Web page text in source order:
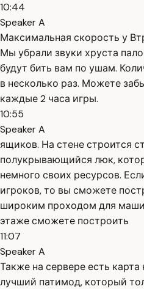
10:44
Speaker A
Максимальная скорость у
Мы убрали звуки хруста
будут бить вам по ушам.
в несколько раз. Можете
каждые 2 часа игры.
10:55
Speaker A
ящиков. На стене строится
полукрывающийся люк,
немного своих ресурсов.
игроков, то вы сможете
широким проходом для
этаже сможете построить
11:07
Speaker A
Также на сервере есть
лучший патимод, который